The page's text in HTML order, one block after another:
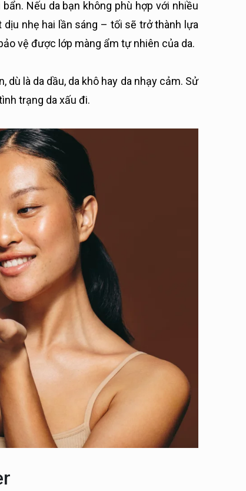
Nếu da bạn không phù hợp với nhiều
nhẹ hai lần sáng – tối sẽ trở thành lựa
vệ được lớp màng ẩm tự nhiên của da.
là da dầu, da khô hay da nhạy cảm. Sử
trạng da xấu đi.